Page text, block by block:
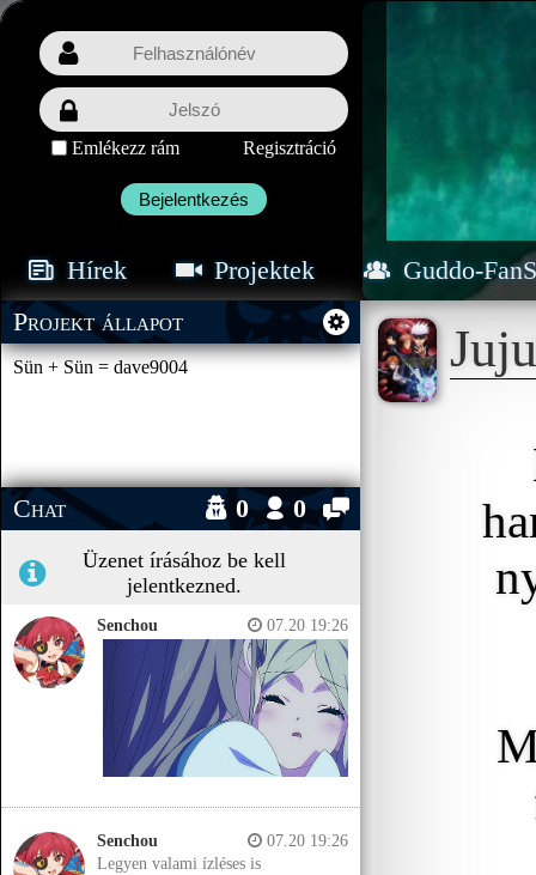
Hírek Projektek Guddo-
Emlékezz rám Regisztráció
Bejelentkezés
Projekt állapot
Sün + Sün = dave9004
Chat 0 0
Üzenet írásához be kell
jelentkezned.
Senchou 07.20 19:26
Senchou
07.20 19:26
Legyen valami ízléses is